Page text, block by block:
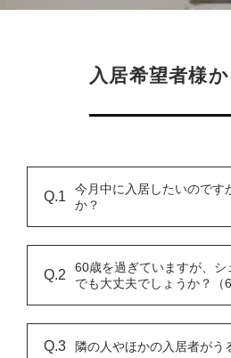
入居希望者様
今月中に入居したいのです
か？
60歳を過ぎていますが、シ
でも大丈夫でしょうか？（
隣の人やほかの入居者がう